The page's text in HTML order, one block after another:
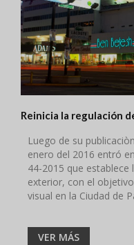
Reinicia la regulación
Luego de su
enero del 2016 entró
44-2015 que
exterior, con el
visual en la Ciudad de
VER MÁS